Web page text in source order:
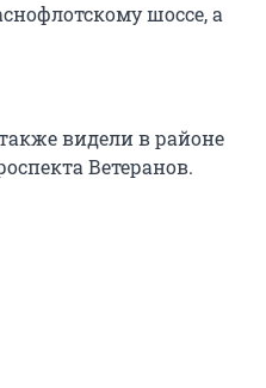
шоссе, а
видели в районе
Ветеранов.